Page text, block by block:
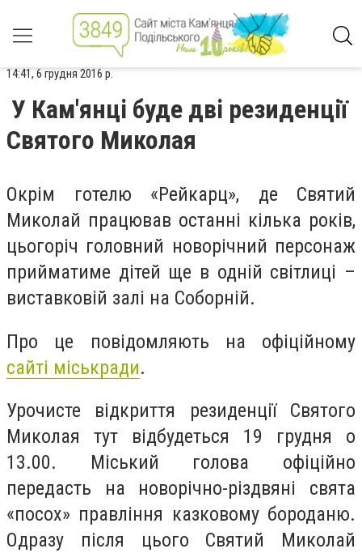
14:41, 6 грудня 2016 р.
У Кам'янці буде дві резиденції
Святого Миколая
Окрім готелю «Рейкарц», де Святий
Миколай працював останні кілька років,
цьогоріч головний новорічний персонаж
прийматиме дітей ще в одній світлиці –
виставковій залі на Соборній.
Про це повідомляють на офіційному
сайті міськради.
Урочисте відкриття резиденції Святого
Миколая тут відбудеться 19 грудня о
13.00. Міський голова офіційно
передасть на новорічно-різдвяні свята
«посох» правління казковому бороданю.
Одразу після цього Святий Миколай